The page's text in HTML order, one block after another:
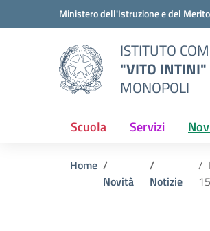
Vai ai contenuti
Vai al menu di navigazioneMinistero dell'Istruzione e del Merito
ISTITUTO
"VITO INTINI"
MONOPOLI
Scuola Servizi
Home
Novità
Notizie